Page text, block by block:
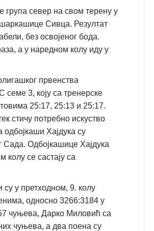
група север на свом терену у
Сивца. Резултат
без освојеног бода.
а у наредном колу иду у
првенства
3, коју са тренерске
25:17, 25:13 и 25:17.
стичу потребно искуство
Хајдука су
Сада. Одбојкашице Хајдука
колу се састају са
су у претходном, 9. колу
односно 3266:3184 у
чуњева, Дарко Миловић са
чуњева, а два поена су